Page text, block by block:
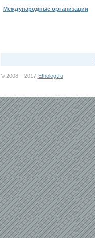
Международные организации
© 2008—2017 Etnolog.ru